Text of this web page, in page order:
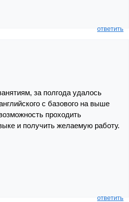
ответить
за полгода удалось
с базового на выше
проходить
и получить желаемую работу.
ответить